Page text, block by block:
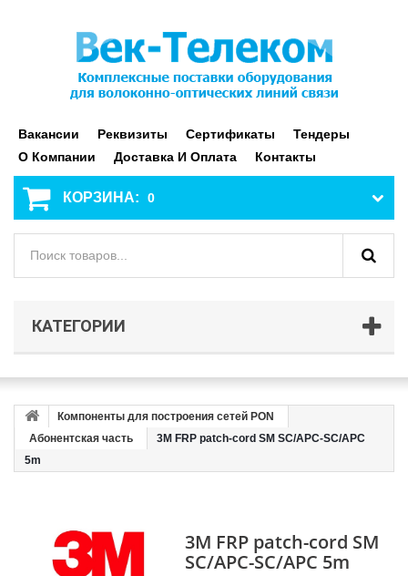
Вакансии Реквизиты Сертификаты
Тендеры
О Компании
Доставка И Оплата Контакты
КОРЗИНА: 0
КАТЕГОРИИ
Компоненты для построения сетей PON
Абонентская часть
3M FRP patch-cord SM SC/APC-SC/APC
5m
3M FRP patch-cord SM
SC/APC-SC/APC 5m